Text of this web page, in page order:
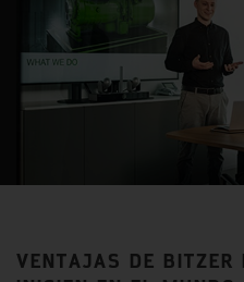
VENTAJAS DE BITZER